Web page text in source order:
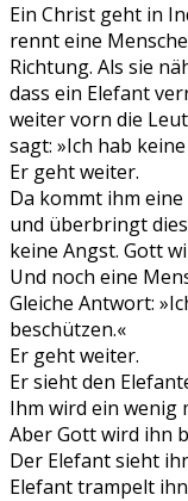
Ein Christ geht in
rennt eine
Richtung. Als sie
dass ein Elefant
weiter vorn die
sagt: »Ich hab
Er geht weiter.
Da kommt ihm
und überbringt
keine Angst. Gott
Und noch eine
Gleiche Antwort:
beschützen.«
Er geht weiter.
Er sieht den
Ihm wird ein wenig
Aber Gott wird ihn
Der Elefant sieht
Elefant trampelt